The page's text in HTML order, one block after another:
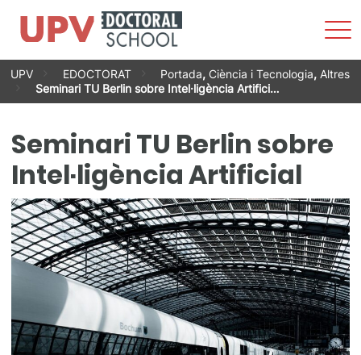
Vés
contingut
UPV EDOCTORAT Portada,Ciència i Tecnologia, Altres
Seminari TU Berlin sobre Intel·ligència Artifici…
Seminari TU Berlin sobre
Intel·ligència Artificial